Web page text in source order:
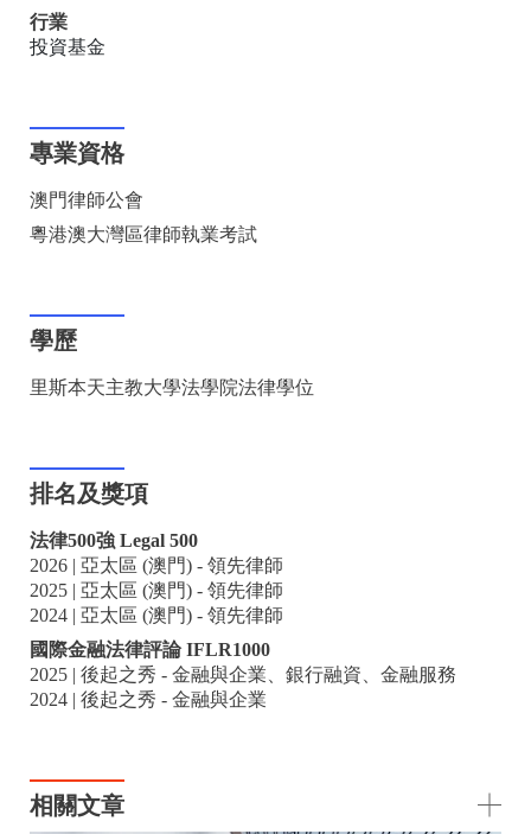
行業
投資基金
專業資格
澳門律師公會
粵港澳大灣區律師執業考試
學歷
里斯本天主教大學法學院法律學位
排名及獎項
法律500強 Legal 500
2026 | 亞太區 (澳門) - 領先律師
2025 | 亞太區 (澳門) - 領先律師
2024 | 亞太區 (澳門) - 領先律師
國際金融法律評論 IFLR1000
2025 | 後起之秀 - 金融與企業、銀行融資、金融服務
2024 | 後起之秀 - 金融與企業
相關文章